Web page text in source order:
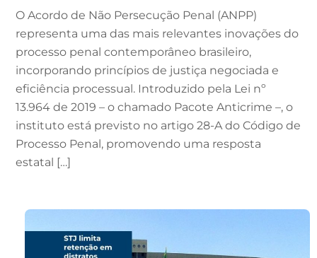
O Acordo de Não Persecução Penal (ANPP)
representa uma das mais relevantes inovações do
processo penal contemporâneo brasileiro,
incorporando princípios de justiça negociada e
eficiência processual. Introduzido pela Lei nº
13.964 de 2019 – o chamado Pacote Anticrime –, o
instituto está previsto no artigo 28-A do Código de
Processo Penal, promovendo uma resposta
estatal […]